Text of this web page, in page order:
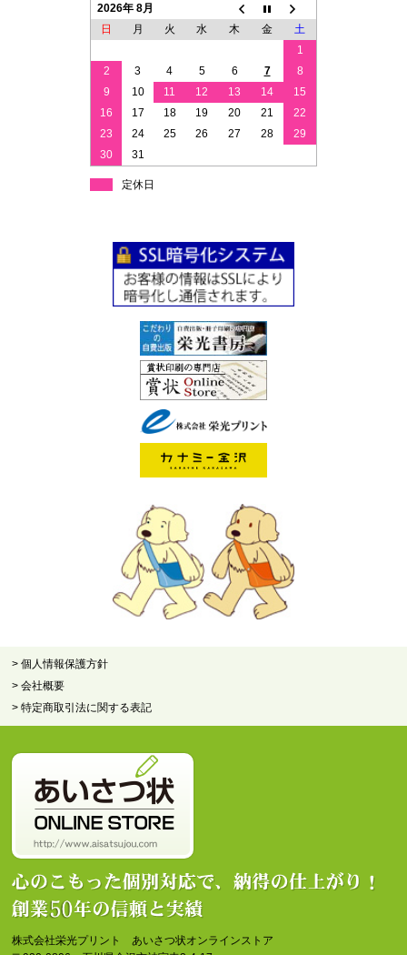
2026年 8月
日
月 火 水 木 金
土
1
2
3 4 5 6 7
8
9
10 11 12 13 14
15
16
17 18 19 20 21
22
23
24 25 26 27 28
29
30
31
定休日
> 個人情報保護方針
> 会社概要
> 特定商取引法に関する表記
株式会社栄光プリント あいさつ状オンラインストア